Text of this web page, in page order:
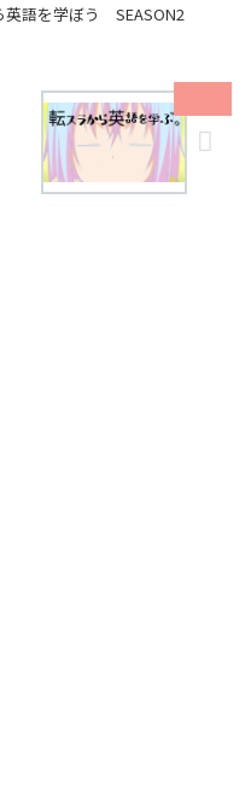
英語を学ぼう SEASON2